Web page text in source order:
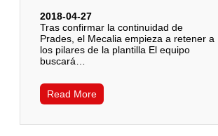
2018-04-27
Tras confirmar la continuidad de
Prades, el Mecalia empieza a retener a
los pilares de la plantilla El equipo
buscará…
Read More